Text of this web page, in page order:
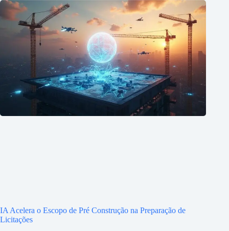
IA Acelera o Escopo de Pré Construção na Preparação de
Licitações